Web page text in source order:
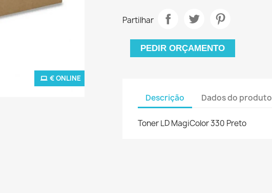
€ ONLINE
Partilhar
PEDIR ORÇAMENTO
Descrição Dados do produto
Toner LD MagiColor 330 Preto